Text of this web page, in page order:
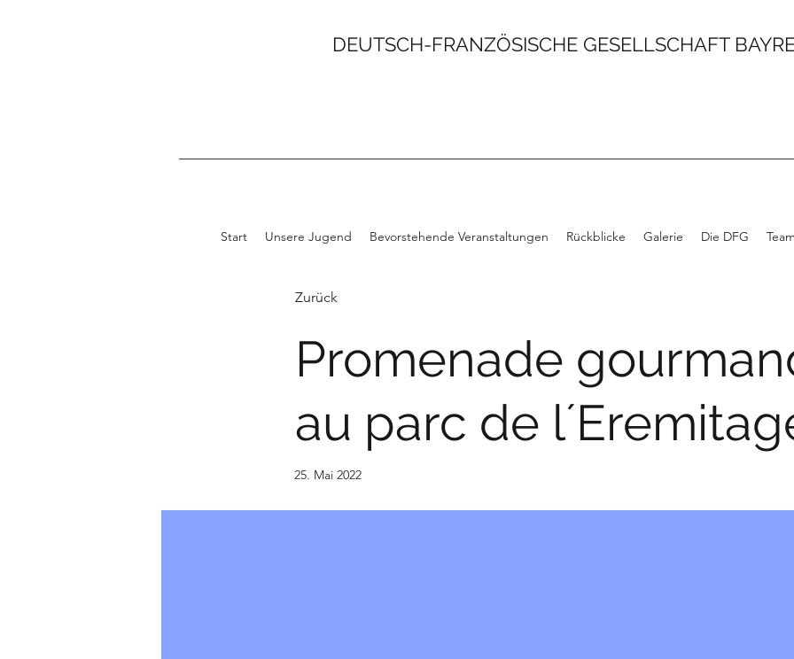
DEUTSCH-FRANZÖSISCHE GESELLSCHAFT
Start Unsere Jugend Bevorstehende Veranstaltungen Rückblicke Galerie Die DFG
Zurück
Promenade
au parc de
25. Mai 2022